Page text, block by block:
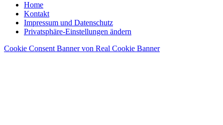
Home
Kontakt
Impressum und Datenschutz
Privatsphäre-Einstellungen ändern
Cookie Consent Banner von Real Cookie Banner